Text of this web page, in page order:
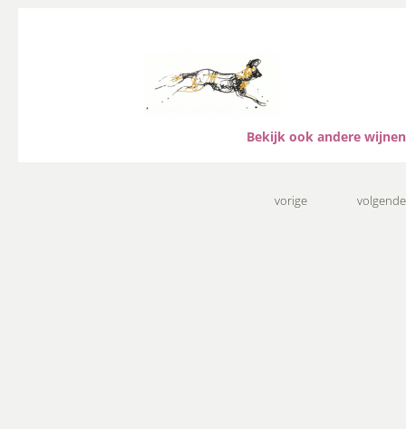
Bekijk ook andere wijnen
vorige volgende